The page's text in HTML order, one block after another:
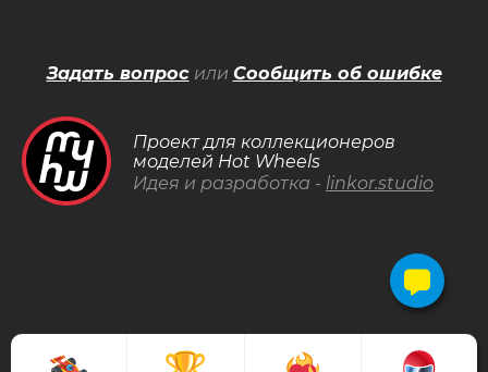
Проект для коллекционеров
моделей Hot Wheels
Идея и разработка - linkor.studio
Задать вопросили Сообщить об ошибке